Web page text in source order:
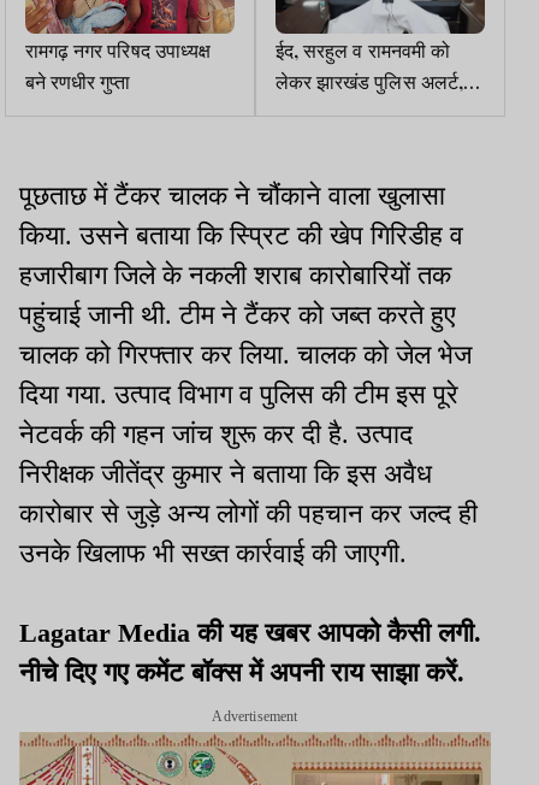
रामगढ़ नगर परिषद उपाध्यक्ष
बने रणधीर गुप्ता
ईद, सरहुल व रामनवमी को
लेकर झारखंड पुलिस अलर्ट,
DGP ने की हाई लेवल समीक्षा
पूछताछ में टैंकर चालक ने चौंकाने वाला खुलासा
किया. उसने बताया कि स्प्रिट की खेप गिरिडीह व
हजारीबाग जिले के नकली शराब कारोबारियों तक
पहुंचाई जानी थी. टीम ने टैंकर को जब्त करते हुए
चालक को गिरफ्तार कर लिया. चालक को जेल भेज
दिया गया. उत्पाद विभाग व पुलिस की टीम इस पूरे
नेटवर्क की गहन जांच शुरू कर दी है. उत्पाद
निरीक्षक जीतेंद्र कुमार ने बताया कि इस अवैध
कारोबार से जुड़े अन्य लोगों की पहचान कर जल्द ही
उनके खिलाफ भी सख्त कार्रवाई की जाएगी.
Lagatar Media की यह खबर आपको कैसी लगी.
नीचे दिए गए कमेंट बॉक्स में अपनी राय साझा करें.
Advertisement